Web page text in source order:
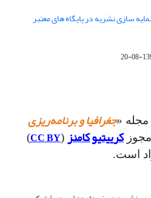
سازی نشریه در پایگاه های معتبر
«جغرافیا و برنامه‌ریزی
کرییتیو کامنز (
CC BY
)
است.